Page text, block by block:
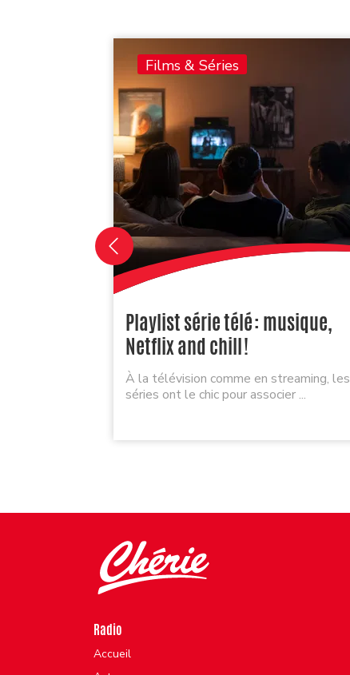
Films & Séries
Playlist série télé : musique,
Netflix and chill !
À la télévision comme en streaming, les
séries ont le chic pour associer ...
Radio
Accueil